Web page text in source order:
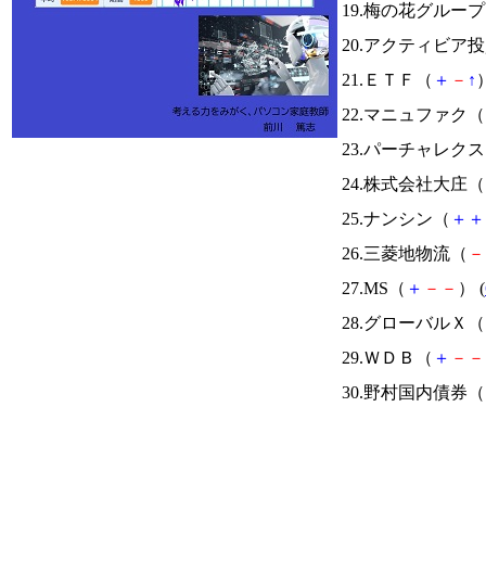
19.梅の花グルー
20.アクティビア
21.ＥＴＦ（ ＋ － ↑
22.マニュファク（
23.パーチャレク
24.株式会社大庄（
25.ナンシン（ ＋ ＋
26.三菱地物流（ －
27.MS（ ＋ － － ） (
28.グローバルＸ（
29.ＷＤＢ（ ＋ － －
30.野村国内債券（